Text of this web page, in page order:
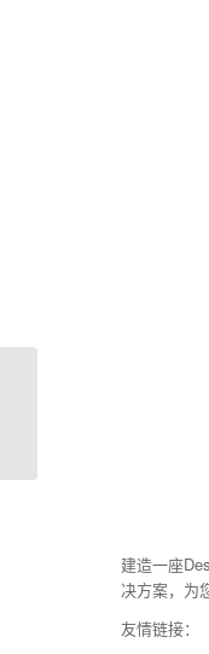
建造一座
决方案，为
友情链接：